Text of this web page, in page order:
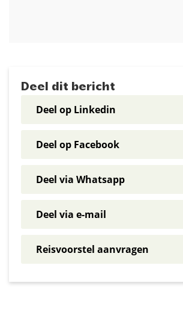
Deel dit bericht
Deel op Linkedin
Deel op Facebook
Deel via Whatsapp
Deel via e-mail
Reisvoorstel aanvragen